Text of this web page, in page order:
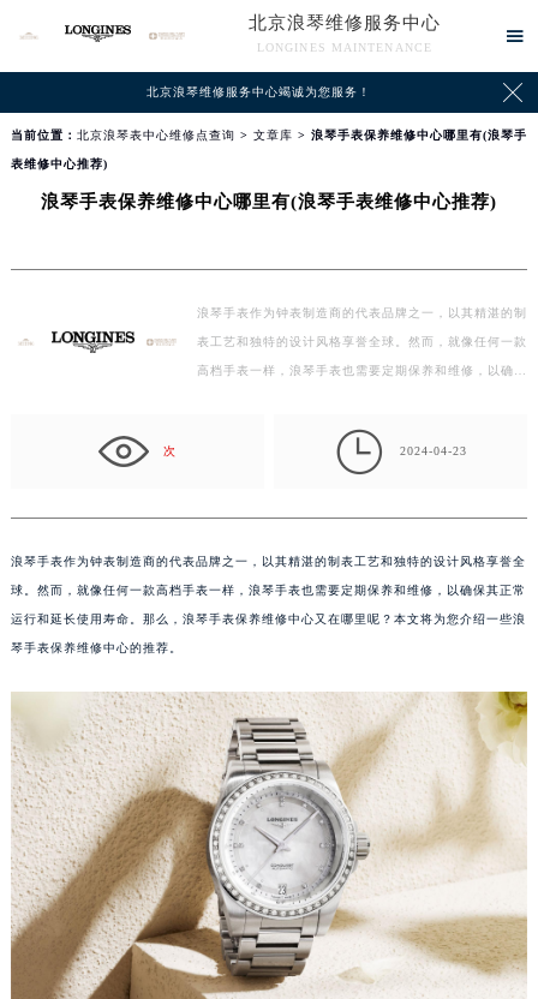
北京浪琴维修服务中心
LONGINES MAINTENANCE

北京浪琴维修服务中心竭诚为您服务！ 
当前位置： 北京浪琴表中心维修点查询 > 文章库 > 浪琴手表保养维修中心哪里有(浪琴手
表维修中心推荐)
浪琴手表保养维修中心哪里有(浪琴手表维修中心推荐)
浪琴手表作为钟表制造商的代表品牌之一，以其精湛的制
表工艺和独特的设计风格享誉全球。然而，就像任何一款
高档手表一样，浪琴手表也需要定期保养和维修，以确
次  2024-04-23
浪琴手表作为钟表制造商的代表品牌之一，以其精湛的制表工艺和独特的设计风格享誉全
球。然而，就像任何一款高档手表一样，浪琴手表也需要定期保养和维修，以确保其正常
运行和延长使用寿命。那么，浪琴手表保养维修中心又在哪里呢？本文将为您介绍一些浪
琴手表保养维修中心的推荐。